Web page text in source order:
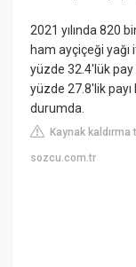
2021 yılında 820
ham ayçiçeği
yüzde 32.4'lük
yüzde 27.8'lik
durumda.
Kaynak kaldırma
sozcu.com.tr